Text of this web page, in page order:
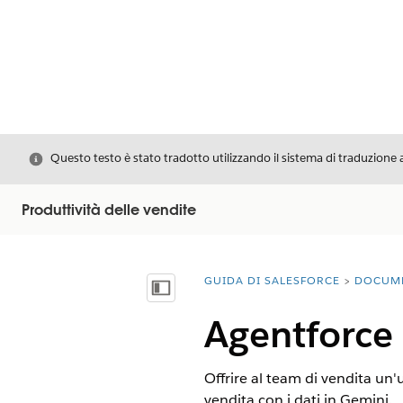
Chiudi
Questo testo è stato tradotto utilizzando il sistema di
Produttività delle vendite
Mostra sommario
Ti trovi qui:
GUIDA DI SALESFORCE
Offrire al team di vendita